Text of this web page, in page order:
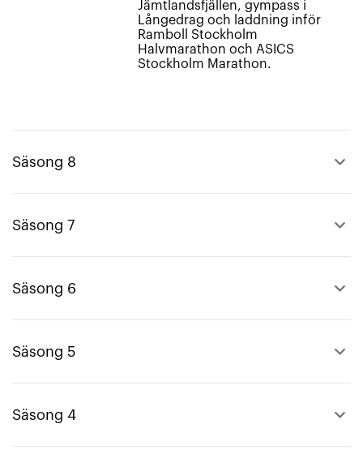
Jämtlandsfjällen, gympass i
Långedrag och laddning inför
Ramboll Stockholm
Halvmarathon och ASICS
Stockholm Marathon.
Säsong 8 keyboard_arrow_up
Säsong 7 keyboard_arrow_up
Säsong 6 keyboard_arrow_up
Säsong 5 keyboard_arrow_up
Säsong 4 keyboard_arrow_up